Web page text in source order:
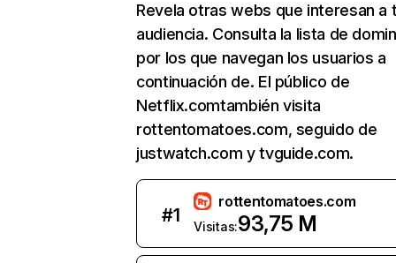
Revela otras webs que interesan a
audiencia. Consulta la lista de
por los que navegan los usuarios a
continuación de. El público de
Netflix.comtambién visita
rottentomatoes.com, seguido de
justwatch.com y tvguide.com.
#1
rottentomatoes.com
Visitas:93,75 M